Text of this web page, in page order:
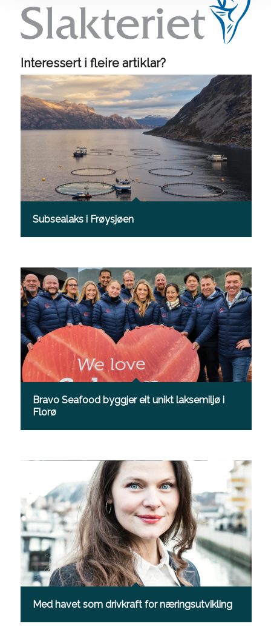
Interessert i fleire artiklar?
Subsealaks i Frøysjøen
Bravo Seafood byggjer eit unikt laksemiljø i
Florø
Med havet som drivkraft for næringsutvikling